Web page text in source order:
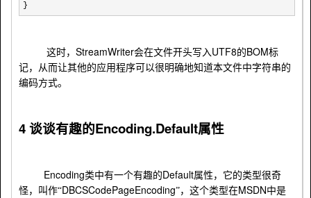
}
这时， StreamWriter会在文件开头写入UTF8的BOM标
记，从而让其他的应用程序可以很明确地知道本文件中字符串的
编码方式。
4 谈谈有趣的Encoding.Default属性
Encoding类中有一个有趣的Default属性，它的类型很奇
怪，叫作“DBCSCodePageEncoding”，这个类型在MSDN中是